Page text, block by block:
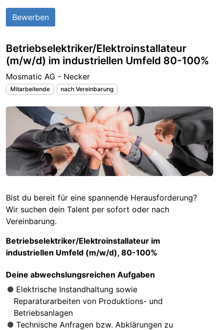
Bewerben
Betriebselektriker/Elektroinstallateur
(m/w/d) im industriellen Umfeld 80-100%
Mosmatic AG - Necker
Mitarbeitende nach Vereinbarung
Bist du bereit für eine spannende Herausforderung?
Wir suchen dein Talent per sofort oder nach
Vereinbarung.
Betriebselektriker/Elektroinstallateur im
industriellen Umfeld (m/w/d), 80-100%
Deine abwechslungsreichen Aufgaben
Elektrische Instandhaltung sowie
Reparaturarbeiten von Produktions- und
Betriebsanlagen
Technische Anfragen bzw. Abklärungen zu